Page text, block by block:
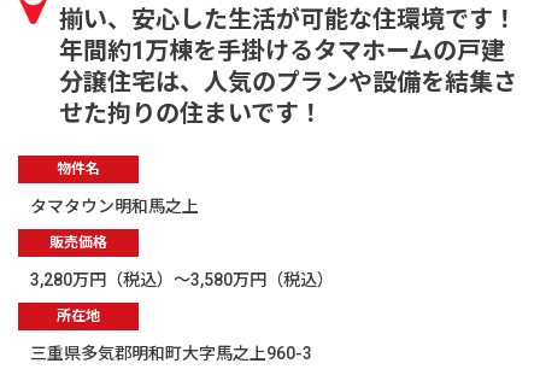
揃い、安心した生活が可能な住環境です！
年間約1万棟を手掛けるタマホームの戸建
分譲住宅は、人気のプランや設備を結集さ
せた拘りの住まいです！
物件名
タマタウン明和馬之上
販売価格
3,280万円（税込）～3,580万円（税込）
所在地
三重県多気郡明和町大字馬之上960-3